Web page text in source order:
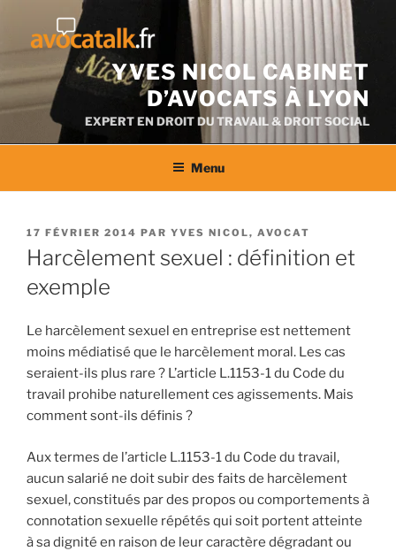
contenu
YVES NICOL CABINET
D’AVOCATS À LYON
EXPERT EN DROIT DU TRAVAIL & DROIT SOCIAL
Menu
PUBLIÉ
LE
17 FÉVRIER 2014 PAR YVES NICOL, AVOCAT
Harcèlement sexuel : définition et
exemple
Le harcèlement sexuel en entreprise est nettement
moins médiatisé que le harcèlement moral. Les cas
seraient-ils plus rare ? L’article L.1153-1 du Code du
travail prohibe naturellement ces agissements. Mais
comment sont-ils définis ?
Aux termes de l’article L.1153-1 du Code du travail,
aucun salarié ne doit subir des faits de harcèlement
sexuel, constitués par des propos ou comportements à
connotation sexuelle répétés qui soit portent atteinte
à sa dignité en raison de leur caractère dégradant ou